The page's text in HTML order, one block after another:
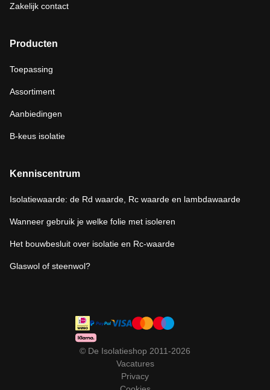
Zakelijk contact
Producten
Toepassing
Assortiment
Aanbiedingen
B-keus isolatie
Kenniscentrum
Isolatiewaarde: de Rd waarde, Rc waarde en lambdawaarde
Wanneer gebruik je welke folie met isoleren
Het bouwbesluit over isolatie en Rc-waarde
Glaswol of steenwol?
© De Isolatieshop 2011-2026
Vacatures
Privacy